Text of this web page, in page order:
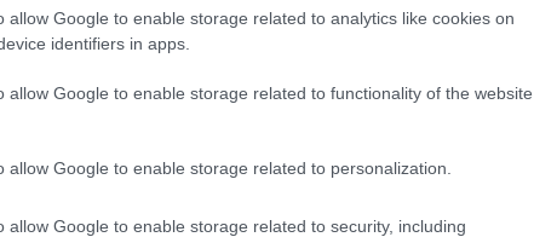
allow Google to enable storage related to analytics like cookies on
identifiers in apps.
allow Google to enable storage related to functionality of the website
allow Google to enable storage related to personalization.
allow Google to enable storage related to security, including